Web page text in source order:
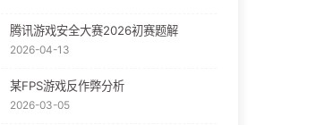
腾讯游戏安全大赛2026初赛题解
2026-04-13
某FPS游戏反作弊分析
2026-03-05